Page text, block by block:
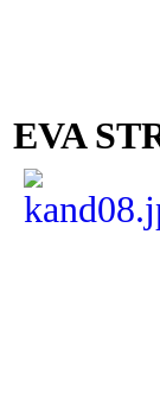
EVA